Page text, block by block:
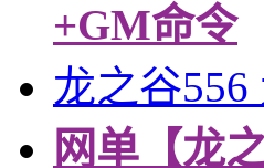
+GM命令
龙之谷
网单【龙